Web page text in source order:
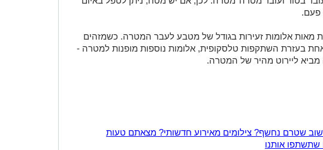
פעם.
מאות אלומות זעירות בגודל של מטבע לעבר המטרה. כשמזהים
בעזרת השתקפות טלסקופית, אלומות נוספות מופנות למטרה -
מביא ליירוט מהיר של המטרה.
שטרם נחשף? צילומים מאירוע חדשותי? מצאתם טעות
אותנו